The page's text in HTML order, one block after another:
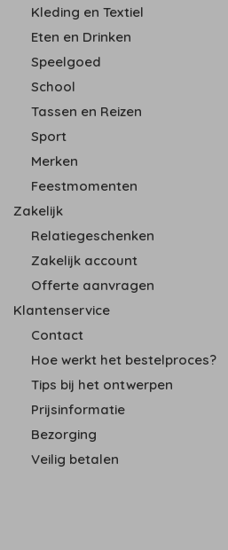
Kleding en Textiel
Eten en Drinken
Speelgoed
School
Tassen en Reizen
Sport
Merken
Feestmomenten
Zakelijk
Relatiegeschenken
Zakelijk account
Offerte aanvragen
Klantenservice
Contact
Hoe werkt het bestelproces?
Tips bij het ontwerpen
Prijsinformatie
Bezorging
Veilig betalen